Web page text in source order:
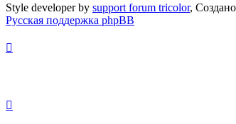
Style developer by support forum tricolor,
Русская поддержка phpBB